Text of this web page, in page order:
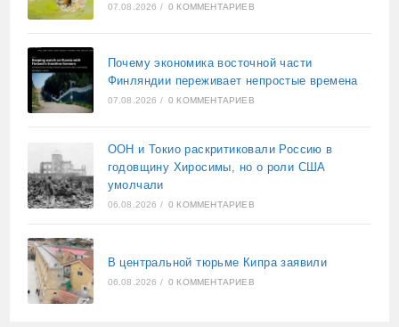
07.08.2026 / 0 КОММЕНТАРИЕВ
Почему экономика восточной части
Финляндии переживает непростые времена
07.08.2026 / 0 КОММЕНТАРИЕВ
ООН и Токио раскритиковали Россию в
годовщину Хиросимы, но о роли США
умолчали
06.08.2026 / 0 КОММЕНТАРИЕВ
В центральной тюрьме Кипра заявили
06.08.2026 / 0 КОММЕНТАРИЕВ